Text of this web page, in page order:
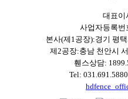
대표이
사업자등록번
본사(제1공장):경기 평
제2공장:충남 천안시
휀스상담:
Tel: